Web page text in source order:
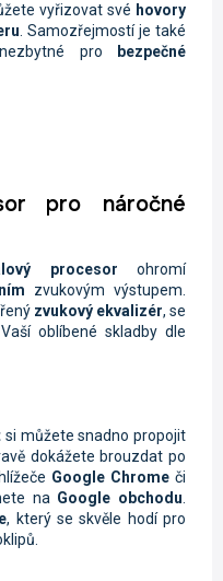
vyřizovat své hovory
. Samozřejmostí je také
pro
bezpečné
pro náročné
procesorohromí
zvukovým výstupem.
zvukový ekvalizér, se
oblíbené skladby dle
si můžete snadno propojit
dokážete brouzdat po
Google Chromeči
na Google obchodu.
, který se skvěle hodí pro